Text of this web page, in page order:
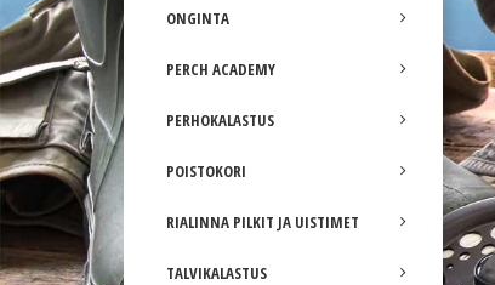
ONGINTA
PERCH ACADEMY
PERHOKALASTUS
POISTOKORI
RIALINNA PILKIT JA UISTIMET
TALVIKALASTUS